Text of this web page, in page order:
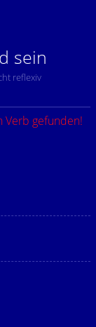
sein
reflexiv
Verb gefunden!